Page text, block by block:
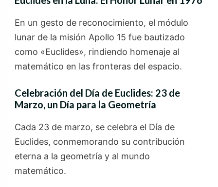
En un gesto de reconocimiento, el módulo
lunar de la misión Apollo 15 fue bautizado
como «Euclides», rindiendo homenaje al
matemático en las fronteras del espacio.
Celebración del Día de Euclides: 23 de
Marzo, un Día para la Geometría
Cada 23 de marzo, se celebra el Día de
Euclides, conmemorando su contribución
eterna a la geometría y al mundo
matemático.